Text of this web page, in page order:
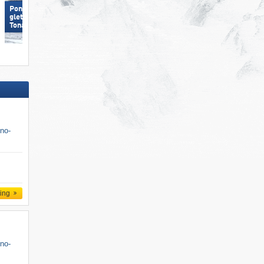
Ponte di Legno/​​Tonale/​​Presena-
gletsjer/​​Temù (Pontedilegno-
Tonale)
Gitschberg Jochtal